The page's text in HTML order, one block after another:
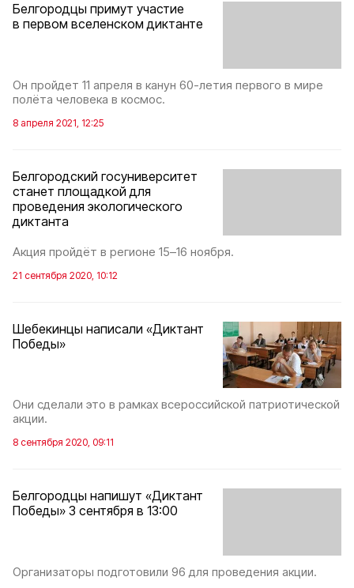
Белгородцы примут участие
в первом вселенском диктанте
Он пройдет 11 апреля в канун 60-летия первого в мире
полёта человека в космос.
8 апреля 2021, 12:25
Белгородский госуниверситет
станет площадкой для
проведения экологического
диктанта
Акция пройдёт в регионе 15–16 ноября.
21 сентября 2020, 10:12
Шебекинцы написали «Диктант
Победы»
Они сделали это в рамках всероссийской патриотической
акции.
8 сентября 2020, 09:11
Белгородцы напишут «Диктант
Победы» 3 сентября в 13:00
Организаторы подготовили 96 для проведения акции.